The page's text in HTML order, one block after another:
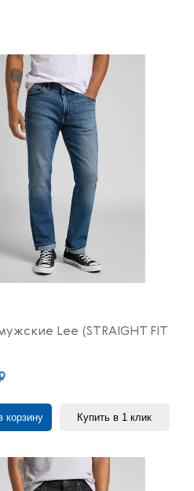
Lee (STRAIGHT FIT
корзину Купить в 1 клик